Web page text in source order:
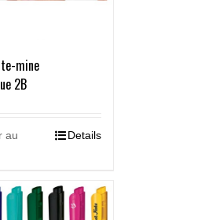
mine
2B
au
Details